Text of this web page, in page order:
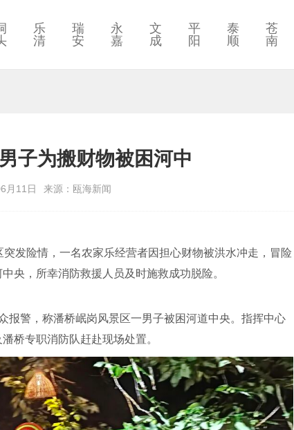
乐
清
瑞
安
永
嘉
文
成
平
阳
泰
顺
苍
南
子为搬财物被困河中
月11日 来源：瓯海新闻
发险情，一名农家乐经营者因担心财物被洪水冲走，冒险
央，所幸消防救援人员及时施救成功脱险。
报警，称潘桥岷岗风景区一男子被困河道中央。指挥中心
桥专职消防队赶赴现场处置。